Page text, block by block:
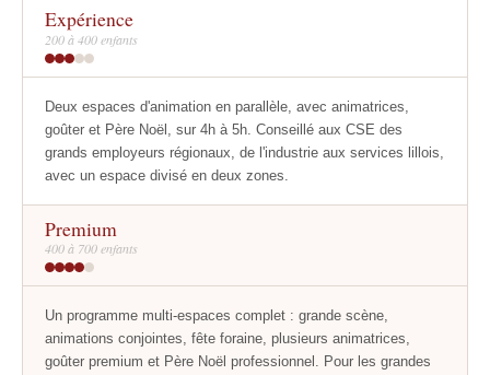
Expérience
200 à 400 enfants
Deux espaces d'animation en parallèle, avec animatrices,
goûter et Père Noël, sur 4h à 5h. Conseillé aux CSE des
grands employeurs régionaux, de l'industrie aux services lillois,
avec un espace divisé en deux zones.
Premium
400 à 700 enfants
Un programme multi-espaces complet : grande scène,
animations conjointes, fête foraine, plusieurs animatrices,
goûter premium et Père Noël professionnel. Pour les grandes